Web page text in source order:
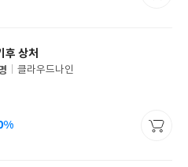
상처
클라우드나인